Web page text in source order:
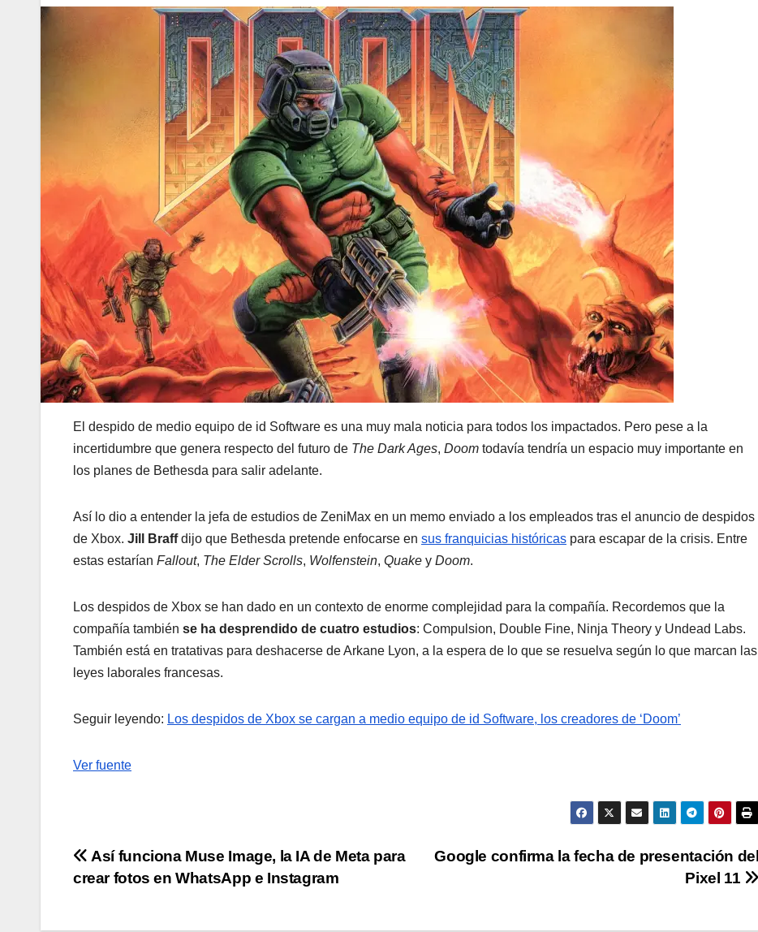
El despido de medio equipo de id Software es una muy mala noticia para todos los impactados. Pero pese a la
incertidumbre que genera respecto del futuro de The Dark Ages, Doom todavía tendría un espacio muy importante en
los planes de Bethesda para salir adelante.
Así lo dio a entender la jefa de estudios de ZeniMax en un memo enviado a los empleados tras el anuncio de despidos
de Xbox. Jill Braffdijo que Bethesda pretende enfocarse en sus franquicias históricas para escapar de la crisis. Entre
estas estarían Fallout, The Elder Scrolls, Wolfenstein, Quake y Doom.
Los despidos de Xbox se han dado en un contexto de enorme complejidad para la compañía. Recordemos que la
compañía también se ha desprendido de cuatro estudios: Compulsion, Double Fine, Ninja Theory y Undead Labs.
También está en tratativas para deshacerse de Arkane Lyon, a la espera de lo que se resuelva según lo que marcan las
leyes laborales francesas.
Seguir leyendo: Los despidos de Xbox se cargan a medio equipo de id Software, los creadores de ‘Doom’
Ver fuente
Navegación
Google confirma la fecha de presentación del
Pixel 11
Así funciona Muse Image, la IA de Meta para
crear fotos en WhatsApp e Instagram